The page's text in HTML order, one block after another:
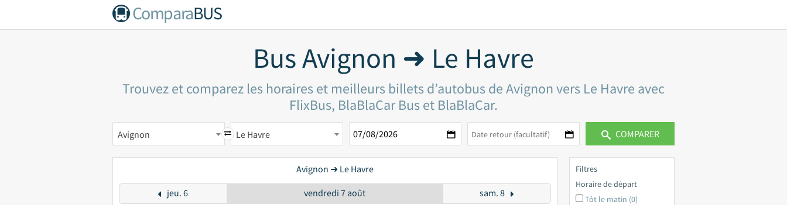
ComparaBUS
Bus Avignon ➜ Le Havre
Trouvez et comparez les horaires et meilleurs billets d’autobus de Avignon vers Le Havre avec
FlixBus, BlaBlaCar Bus et BlaBlaCar.
Avignon Le Havre COMPARER
Avignon ➜ Le Havre
jeu. 6 vendredi 7 août sam. 8
Filtres
Horaire de départ
Tôt le matin (0)